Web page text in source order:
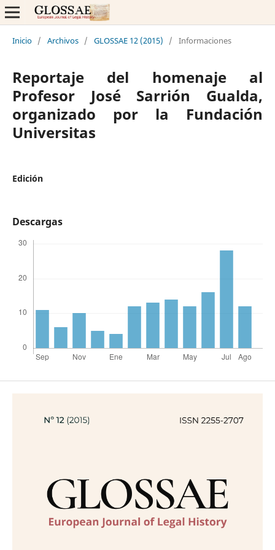
Inicio / Archivos / GLOSSAE 12 (2015) / Informaciones
Reportaje del homenaje al
Profesor José Sarrión Gualda,
organizado por la Fundación
Universitas
Edición
Descargas